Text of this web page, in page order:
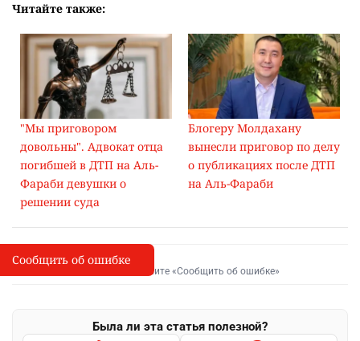
Читайте также:
"Мы приговором
довольны". Адвокат отца
погибшей в ДТП на Аль-
Фараби девушки о
решении суда
Блогеру Молдахану
вынесли приговор по делу
о публикациях после ДТП
на Аль-Фараби
I
Сообщить об опечатке
Выделите фрагмент и нажмите «Сообщить об ошибке»
Была ли эта статья полезной?
Сообщить об ошибке